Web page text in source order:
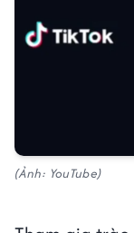
(Ảnh: YouTube)